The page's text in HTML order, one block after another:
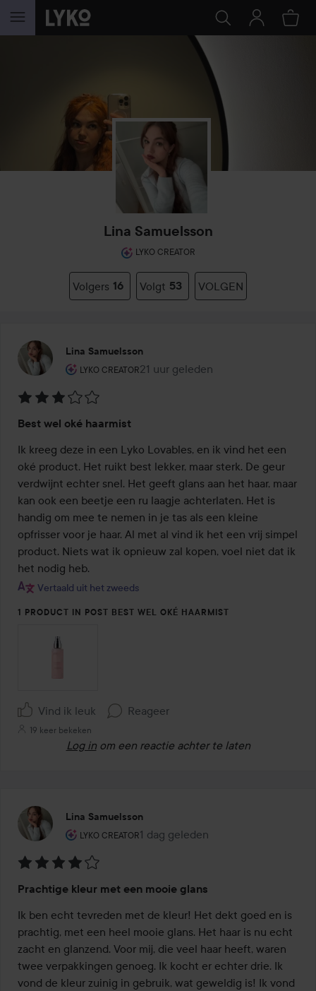
GA NAAR INHOUD
Lina Samuelsson
LYKO CREATOR
Volgers 16 Volgt 53 VOLGEN
Lina Samuelsson
LYKO CREATOR
De rol van de gebruiker: Lyko Creator.
21 uur geleden
Het bericht is gemaakt 21 uur
3
van
de
5
Best wel oké haarmist
Ik kreeg deze in een Lyko Lovables, en ik vind het een
oké product. Het ruikt best lekker, maar sterk. De geur
verdwijnt echter snel. Het geeft glans aan het haar, maar
kan ook een beetje een ru laagje achterlaten. Het is
handig om mee te nemen in je tas als een kleine
opfrisser voor je haar. Al met al vind ik het een vrij simpel
product. Niets wat ik opnieuw zal kopen, voel niet dat ik
het nodig heb.
Vertaald uit het zweeds
1 PRODUCT IN POST BEST WEL OKÉ HAARMIST
Vind ik leuk Reageer
19 keer bekeken
Log in om een reactie achter te laten
Lina Samuelsson
LYKO CREATOR
De rol van de gebruiker: Lyko Creator.
1 dag geleden
Het bericht is gemaakt 1 dag
4
van
de
5
Prachtige kleur met een mooie glans
Ik ben echt tevreden met de kleur! Het dekt goed en is
prachtig, met een heel mooie glans. Het haar is nu echt
zacht en glanzend. Voor mij, die veel haar heeft, waren
twee verpakkingen genoeg. Ik kocht er echter drie. Ik
vond de kleur zuinig in gebruik, wat geweldig is! Ik vond